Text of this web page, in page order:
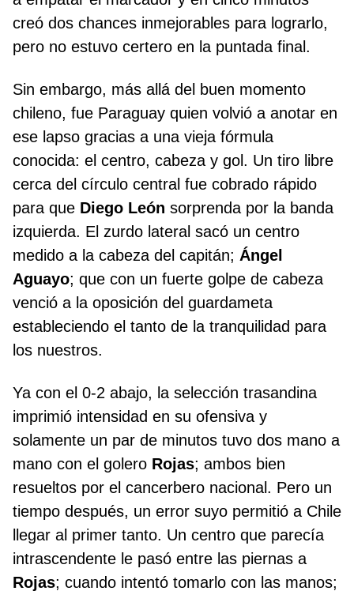
creó dos chances inmejorables para lograrlo,
pero no estuvo certero en la puntada final.
Sin embargo, más allá del buen momento
chileno, fue Paraguay quien volvió a anotar en
ese lapso gracias a una vieja fórmula
conocida: el centro, cabeza y gol. Un tiro libre
cerca del círculo central fue cobrado rápido
para que Diego León sorprenda por la banda
izquierda. El zurdo lateral sacó un centro
medido a la cabeza del capitán; Ángel
Aguayo; que con un fuerte golpe de cabeza
venció a la oposición del guardameta
estableciendo el tanto de la tranquilidad para
los nuestros.
Ya con el 0-2 abajo, la selección trasandina
imprimió intensidad en su ofensiva y
solamente un par de minutos tuvo dos mano a
mano con el golero Rojas; ambos bien
resueltos por el cancerbero nacional. Pero un
tiempo después, un error suyo permitió a Chile
llegar al primer tanto. Un centro que parecía
intrascendente le pasó entre las piernas a
Rojas; cuando intentó tomarlo con las manos;